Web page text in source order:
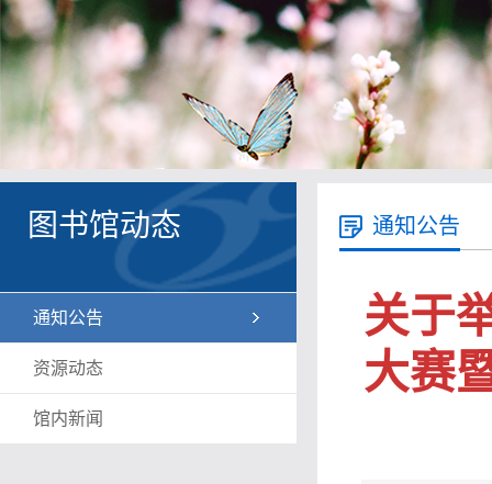
图书馆动态
通知公告
资源动态
馆内新闻
通知公告
关于
大赛